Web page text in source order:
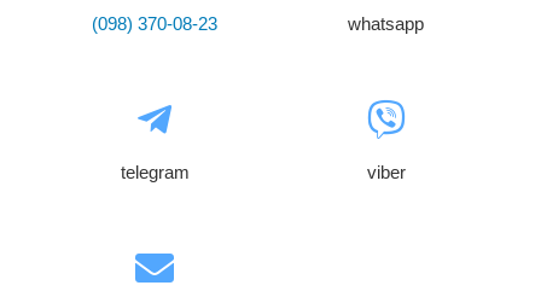
(098) 370-08-23 whatsapp
telegram viber